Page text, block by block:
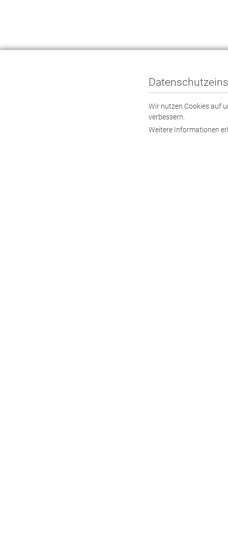
Wir nutzen Cookies auf
verbessern.
Weitere Informationen